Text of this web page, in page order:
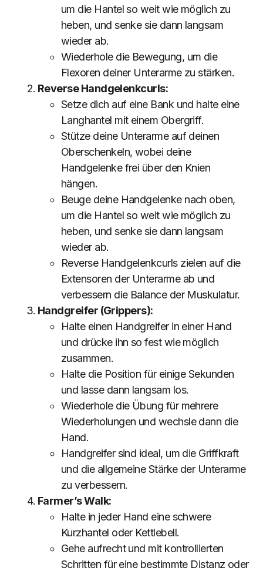
um die Hantel so weit wie möglich zu
heben, und senke sie dann langsam
wieder ab.
Wiederhole die Bewegung, um die
Flexoren deiner Unterarme zu stärken.
Reverse Handgelenkcurls:
Setze dich auf eine Bank und halte eine
Langhantel mit einem Obergriff.
Stütze deine Unterarme auf deinen
Oberschenkeln, wobei deine
Handgelenke frei über den Knien
hängen.
Beuge deine Handgelenke nach oben,
um die Hantel so weit wie möglich zu
heben, und senke sie dann langsam
wieder ab.
Reverse Handgelenkcurls zielen auf die
Extensoren der Unterarme ab und
verbessern die Balance der Muskulatur.
Handgreifer (Grippers):
Halte einen Handgreifer in einer Hand
und drücke ihn so fest wie möglich
zusammen.
Halte die Position für einige Sekunden
und lasse dann langsam los.
Wiederhole die Übung für mehrere
Wiederholungen und wechsle dann die
Hand.
Handgreifer sind ideal, um die Griffkraft
und die allgemeine Stärke der Unterarme
zu verbessern.
Farmer’s Walk:
Halte in jeder Hand eine schwere
Kurzhantel oder Kettlebell.
Gehe aufrecht und mit kontrollierten
Schritten für eine bestimmte Distanz oder